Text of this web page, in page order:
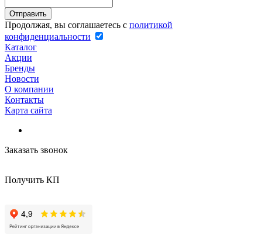
Продолжая, вы соглашаетесь с политикой
конфиденциальности
Каталог
Акции
Бренды
Новости
О компании
Контакты
Карта сайта
Заказать звонок
Получить КП